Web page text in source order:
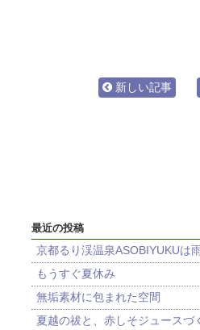
新しい記事
最近の投稿
京都るり渓温泉ASOBIYUKUは
もうすぐ夏休み
無垢素材に包まれた空間
夏越の祓と、赤しそジュースづ